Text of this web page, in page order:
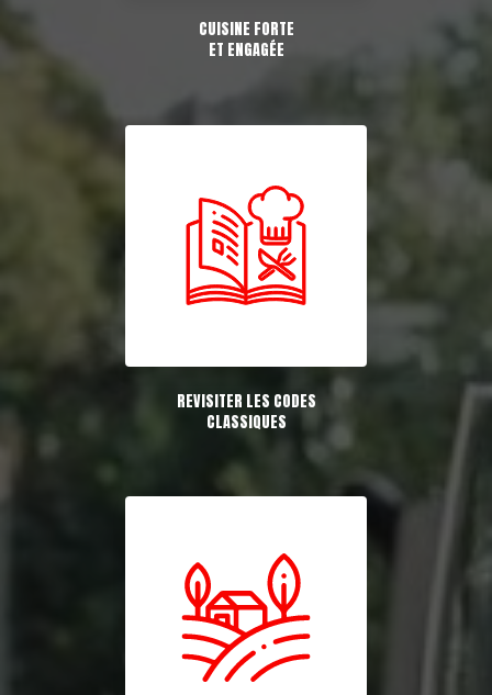
CUISINE FORTE
ET ENGAGÉE
REVISITER LES CODES
CLASSIQUES